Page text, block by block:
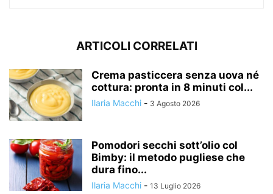
ARTICOLI CORRELATI
Crema pasticcera senza uova né
cottura: pronta in 8 minuti col...
Ilaria Macchi - 3 Agosto 2026
Pomodori secchi sott’olio col
Bimby: il metodo pugliese che
dura fino...
Ilaria Macchi - 13 Luglio 2026